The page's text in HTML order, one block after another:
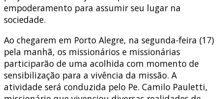
empoderamento para assumir seu lugar na
sociedade.
Ao chegarem em Porto Alegre, na segunda-feira (17)
pela manhã, os missionários e missionárias
participarão de uma acolhida com momento de
sensibilização para a vivência da missão. A
atividade será conduzida pelo Pe. Camilo Pauletti,